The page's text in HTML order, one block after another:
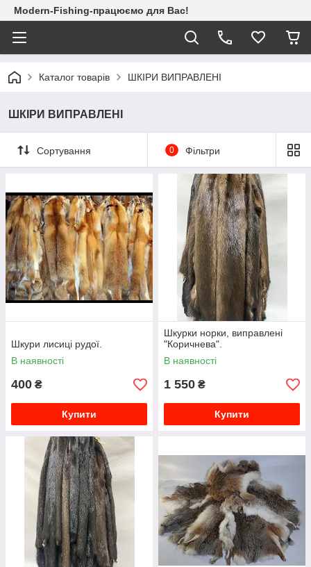
Modern-Fishing-працюємо для Вас!
Каталог товарів ШКІРИ ВИПРАВЛЕНІ
ШКІРИ ВИПРАВЛЕНІ
Сортування 0 Фільтри
Шкури лисиці рудої.
В наявності
400 ₴
Купити
Шкурки норки, виправлені
"Коричнева".
В наявності
1 550 ₴
Купити